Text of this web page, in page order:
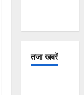
तजा खबरें